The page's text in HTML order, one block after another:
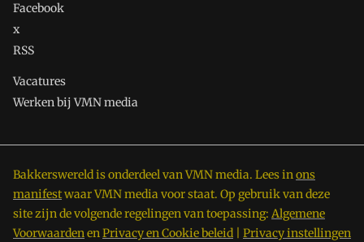
Facebook
x
RSS
Vacatures
Werken bij VMN media
Bakkerswereld is onderdeel van VMN media. Lees inons
manifestwaar VMN media voor staat. Op gebruik van deze
site zijn de volgende regelingen van toepassing: Algemene
VoorwaardenenPrivacy en Cookie beleid Privacy instellingen